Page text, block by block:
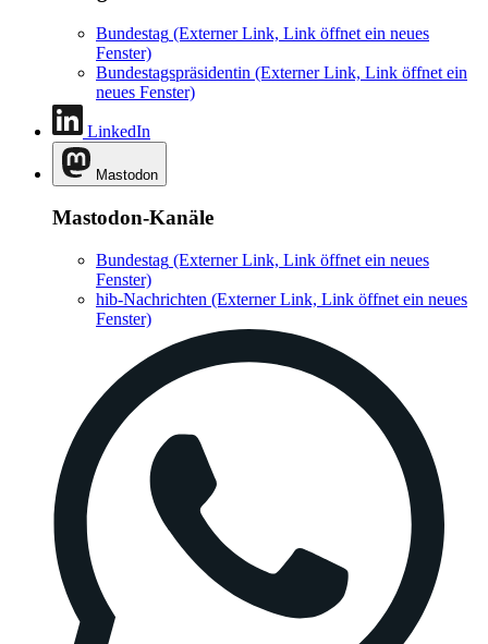
Bundestag (Externer Link, Link öffnet ein neues
Fenster)
Bundestagspräsidentin (Externer Link, Link öffnet ein
neues Fenster)
LinkedIn
Mastodon
Mastodon-Kanäle
Bundestag (Externer Link, Link öffnet ein neues
Fenster)
hib-Nachrichten (Externer Link, Link öffnet ein neues
Fenster)